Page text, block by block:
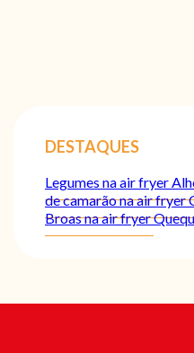
DESTAQUES
Legumes na air fryer
de camarão na air fryer
Broas na air fryer